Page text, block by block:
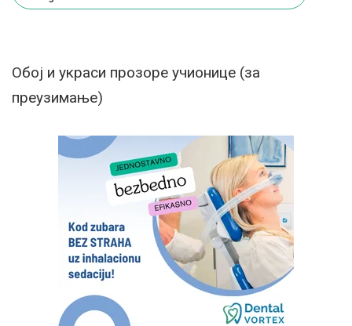
Обој и украси прозоре учионице (за
преузимање)